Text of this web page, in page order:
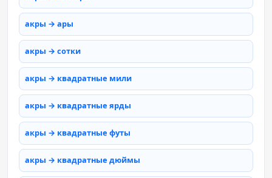
акры → ары
акры → сотки
акры → квадратные мили
акры → квадратные ярды
акры → квадратные футы
акры → квадратные дюймы